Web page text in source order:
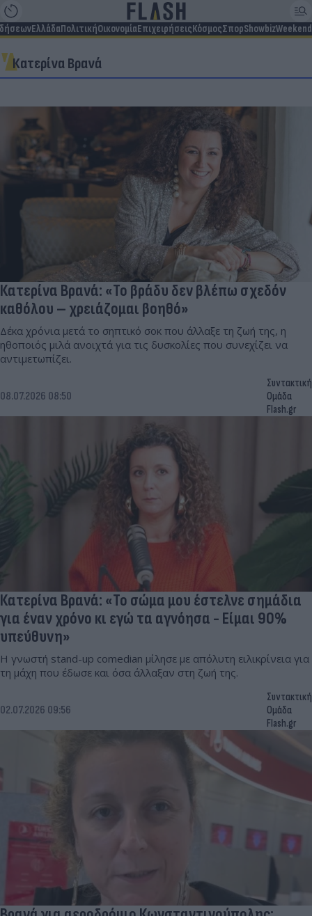
ΕλλάδαΠολιτικήΟικονομίαΕπιχειρήσειςΚόσμοςΣπορShowbizWeekend
Κατερίνα Βρανά
Κατερίνα Βρανά: «Το βράδυ δεν βλέπω σχεδόν
καθόλου – χρειάζομαι βοηθό»
Δέκα χρόνια μετά το σηπτικό σοκ που άλλαξε τη ζωή της, η
ηθοποιός μιλά ανοιχτά για τις δυσκολίες που συνεχίζει να
αντιμετωπίζει.
08.07.2026 08:50
Συντακτική
Ομάδα
Flash.gr
Κατερίνα Βρανά: «Το σώμα μου έστελνε σημάδια
για έναν χρόνο κι εγώ τα αγνόησα - Είμαι 90%
υπεύθυνη»
Η γνωστή stand-up comedian μίλησε με απόλυτη ειλικρίνεια για
τη μάχη που έδωσε και όσα άλλαξαν στη ζωή της.
02.07.2026 09:56
Συντακτική
Ομάδα
Flash.gr